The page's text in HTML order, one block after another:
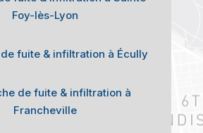
Foy-lès-Lyon
fuite & infiltration à Écully
de fuite & infiltration à
Francheville